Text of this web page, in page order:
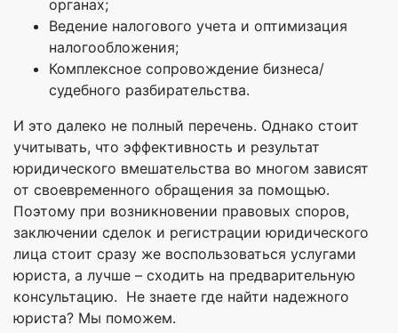
органах;
Ведение налогового учета и оптимизация
налогообложения;
Комплексное сопровождение бизнеса/
судебного разбирательства.
И это далеко не полный перечень. Однако стоит
учитывать, что эффективность и результат
юридического вмешательства во многом зависят
от своевременного обращения за помощью.
Поэтому при возникновении правовых споров,
заключении сделок и регистрации юридического
лица стоит сразу же воспользоваться услугами
юриста, а лучше – сходить на предварительную
консультацию. Не знаете где найти надежного
юриста? Мы поможем.